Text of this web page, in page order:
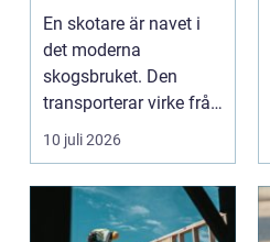
hållbarhet
En skotare är navet i
det moderna
skogsbruket. Den
transporterar virke från
avverkningsplatsen till
10 juli 2026